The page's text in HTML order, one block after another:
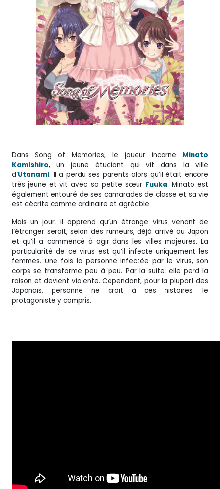
Dans Song of Memories, le joueur incarne Minato
Kamishiro, un jeune étudiant qui vit dans la ville
d’Utanami. Il a perdu ses parents alors qu’il était encore
très jeune et vit avec sa petite sœur Fuuka. Minato est
également entouré de ses camarades de classe et sa vie
est décrite comme ordinaire et agréable.
Mais un jour, il apprend qu’un étrange virus venant de
l’étranger serait, selon des rumeurs, déjà arrivé au Japon
et qu’il a commencé à agir dans les villes majeures. La
particularité de ce virus est qu’il infecte uniquement les
femmes. Une fois la personne infectée par le virus, son
corps se transforme peu à peu. Par la suite, elle perd la
raison et devient violente. Cependant, pour la plupart des
Japonais, personne ne croit à ces histoires, le
protagoniste y compris.